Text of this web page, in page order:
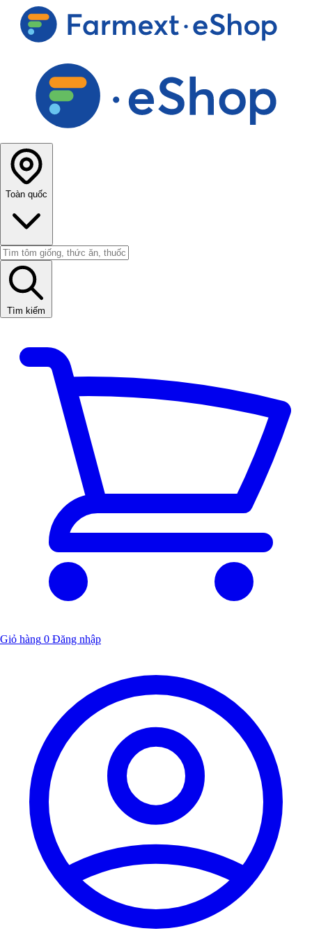
Toàn quốc
Tìm kiếm
Giỏ hàng 0 Đăng nhập